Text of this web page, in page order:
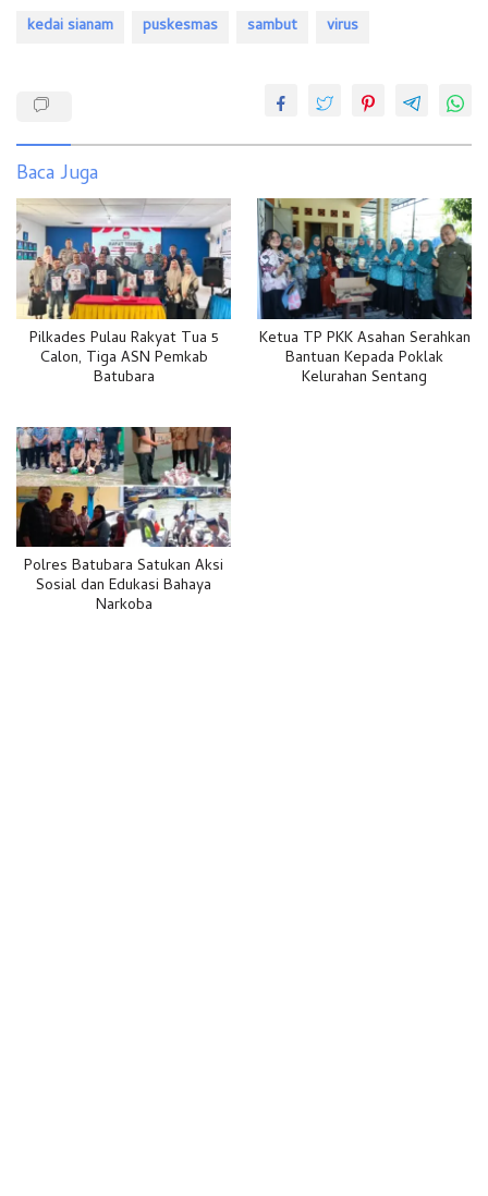
kedai sianam
puskesmas sambut virus
Baca Juga
Pilkades Pulau Rakyat Tua 5
Calon, Tiga ASN Pemkab
Batubara
Ketua TP PKK Asahan Serahkan
Bantuan Kepada Poklak
Kelurahan Sentang
Polres Batubara Satukan Aksi
Sosial dan Edukasi Bahaya
Narkoba